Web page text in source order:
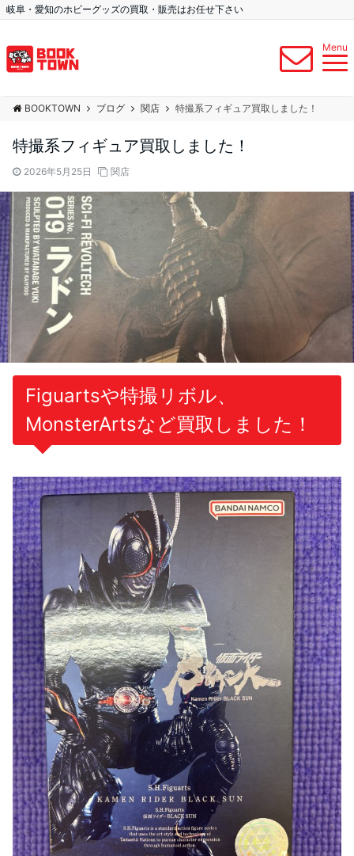
岐阜・愛知のホビーグッズの買取・販売はお任せ下さい
Menu
BOOKTOWN ブログ 関店 特撮系フィギュア買取しました！
特撮系フィギュア買取しました！
2026年5月25日 関店
Figuartsや特撮リボル、
MonsterArtsなど買取しました！